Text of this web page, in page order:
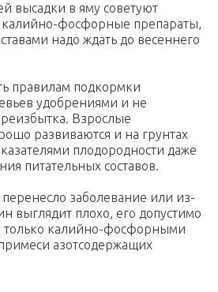
высадки в яму советуют
калийно-фосфорные препараты,
надо ждать до весеннего
правилам подкормки
удобрениями и не
Взрослые
развиваются и на грунтах
плодородности даже
питательных составов.
перенесло заболевание или из-
выглядит плохо, его допустимо
только калийно-фосфорными
азотсодержащих